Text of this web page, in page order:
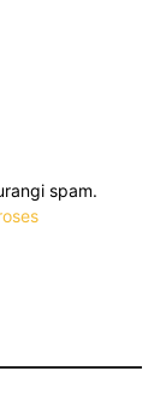
spam.